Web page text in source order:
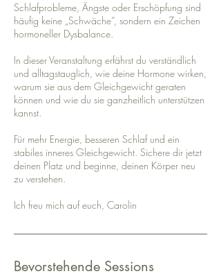
Schlafprobleme, Ängste oder Erschöpfung sind
häufig keine „Schwäche“, sondern ein Zeichen
hormoneller Dysbalance.
In dieser Veranstaltung erfährst du verständlich
und alltagstauglich, wie deine Hormone wirken,
warum sie aus dem Gleichgewicht geraten
können und wie du sie ganzheitlich unterstützen
kannst.
Für mehr Energie, besseren Schlaf und ein
stabiles inneres Gleichgewicht. Sichere dir jetzt
deinen Platz und beginne, deinen Körper neu
zu verstehen.
Ich freu mich auf euch, Carolin
Bevorstehende Sessions